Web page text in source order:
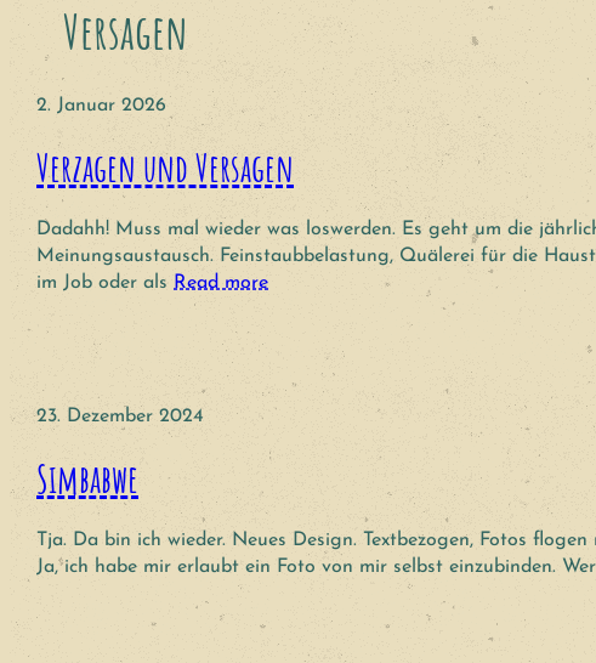
Versagen
2. Januar 2026
Verzagen und Versagen
Dadahh! Muss mal wieder was loswerden. Es geht um die
Meinungsaustausch. Feinstaubbelastung, Quälerei für die
im Job oder als Read more
23. Dezember 2024
Simbabwe
Tja. Da bin ich wieder. Neues Design. Textbezogen, Fotos
Ja, ich habe mir erlaubt ein Foto von mir selbst einzubinden.